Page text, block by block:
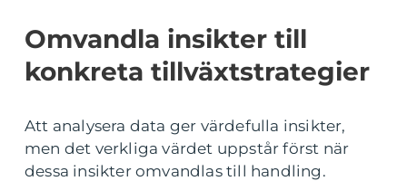
Omvandla insikter till
konkreta tillväxtstrategier
Att analysera data ger värdefulla insikter,
men det verkliga värdet uppstår först när
dessa insikter omvandlas till handling.